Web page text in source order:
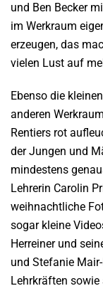
und Ben Becker
im Werkraum
erzeugen, das
vielen Lust auf
Ebenso die
anderen
Rentiers rot
der Jungen und
mindestens
Lehrerin Carolin
weihnachtliche
sogar kleine
Herreiner und
und Stefanie
Lehrkräften